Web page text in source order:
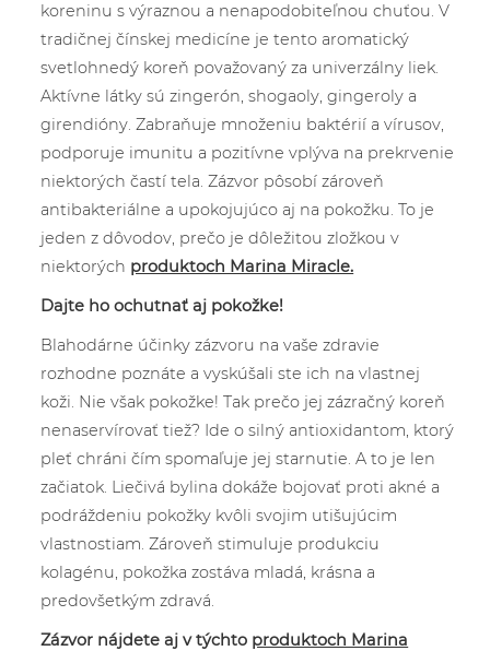
koreninu s výraznou a nenapodobiteľnou chuťou. V
tradičnej čínskej medicíne je tento aromatický
svetlohnedý koreň považovaný za univerzálny liek.
Aktívne látky sú zingerón, shogaoly, gingeroly a
girendióny. Zabraňuje množeniu baktérií a vírusov,
podporuje imunitu a pozitívne vplýva na prekrvenie
niektorých častí tela. Zázvor pôsobí zároveň
antibakteriálne a upokojujúco aj na pokožku. To je
jeden z dôvodov, prečo je dôležitou zložkou v
niektorých produktoch Marina Miracle.
Dajte ho ochutnať aj pokožke!
Blahodárne účinky zázvoru na vaše zdravie
rozhodne poznáte a vyskúšali ste ich na vlastnej
koži. Nie však pokožke! Tak prečo jej zázračný koreň
nenaservírovať tiež? Ide o silný antioxidantom, ktorý
pleť chráni čím spomaľuje jej starnutie. A to je len
začiatok. Liečivá bylina dokáže bojovať proti akné a
podráždeniu pokožky kvôli svojim utišujúcim
vlastnostiam. Zároveň stimuluje produkciu
kolagénu, pokožka zostáva mladá, krásna a
predovšetkým zdravá.
Zázvor nájdete aj v týchto produktoch Marina